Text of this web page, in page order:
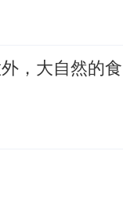
，大自然的食